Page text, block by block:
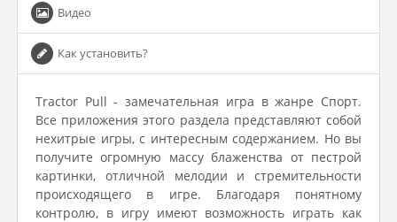
Видео
Как установить?
Tractor Pull - замечательная игра в жанре Спорт.
Все приложения этого раздела представляют собой
нехитрые игры, с интересным содержанием. Но вы
получите огромную массу блаженства от пестрой
картинки, отличной мелодии и стремительности
происходящего в игре. Благодаря понятному
контролю, в игру имеют возможность играть как